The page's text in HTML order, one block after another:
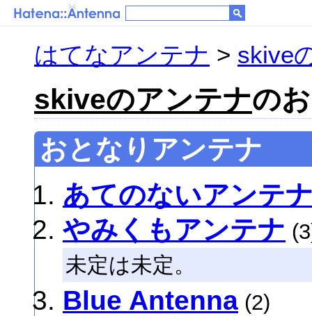
はてなアンテナ > skive
skiveのアンテナの
おとなりアンテナ
あてのないアンテ
やみくもアンテナ
未定は未定。
Blue Antenna (2)